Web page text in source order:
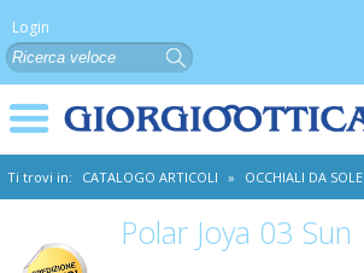
Login
Ti trovi in: CATALOGO ARTICOLI » OCCHIALI DA SOLE
Polar Joya 03 Sun